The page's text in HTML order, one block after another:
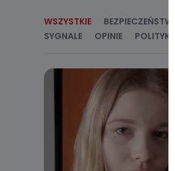
WSZYSTKIE BEZPIECZEŃSTWO
SYGNALE
OPINIE POLITYKA